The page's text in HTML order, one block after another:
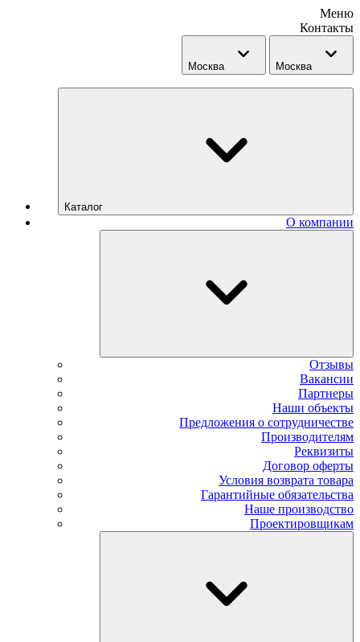
Меню
Контакты
Москва Москва
Каталог
О компании
Отзывы
Вакансии
Партнеры
Наши объекты
Предложения о сотрудничестве
Производителям
Реквизиты
Договор оферты
Условия возврата товара
Гарантийные обязательства
Наше производство
Проектировщикам